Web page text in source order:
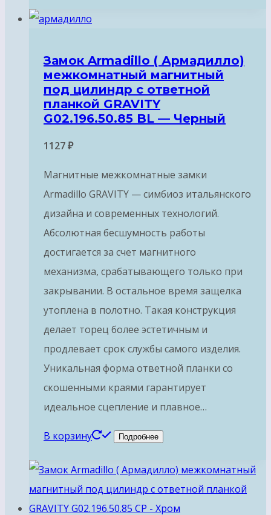
Замок Armadillo ( Армадилло)
межкомнатный магнитный
под цилиндр с ответной
планкой GRAVITY
G02.196.50.85 BL — Черный
1127₽
Магнитные межкомнатные замки
Armadillo GRAVITY — симбиоз итальянского
дизайна и современных технологий.
Абсолютная бесшумность работы
достигается за счет магнитного
механизма, срабатывающего только при
закрывании. В остальное время защелка
утоплена в полотно. Такая конструкция
делает торец более эстетичным и
продлевает срок службы самого изделия.
Уникальная форма ответной планки со
скошенными краями гарантирует
идеальное сцепление и плавное…
В корзину Подробнее